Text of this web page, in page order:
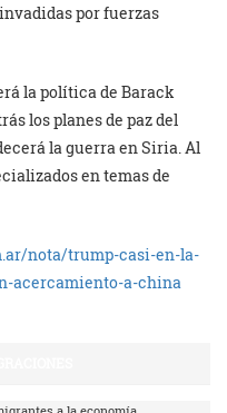
por fuerzas
la política de Barack
los planes de paz del
la guerra en Siria. Al
en temas de
nota/trump-casi-en-la-
acercamiento-a-china